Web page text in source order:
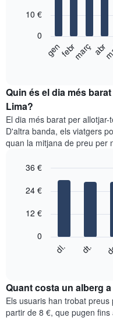
12
següent
el
preu
mitjà
d'una
habitació
per
El
té
eix
gràfic
té
1
genfebrmarçabr
0
10 €
Quin és el dia més
Lima?
El dia més barat per
D'altra banda, els viatgers
quan la mitjana de preu per
chart
bars.
el
mitjà
d'una
graphic.
dl. dt.
0
12 €
24 €
36 €
Quant costa un alberg
Els usuaris han trobat
partir de 8 €, que pugen